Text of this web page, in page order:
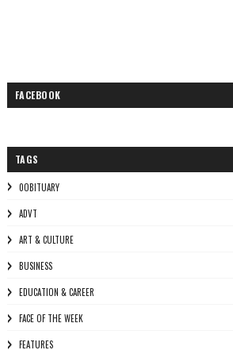
FACEBOOK
TAGS
0OBITUARY
ADVT
ART & CULTURE
BUSINESS
EDUCATION & CAREER
FACE OF THE WEEK
FEATURES